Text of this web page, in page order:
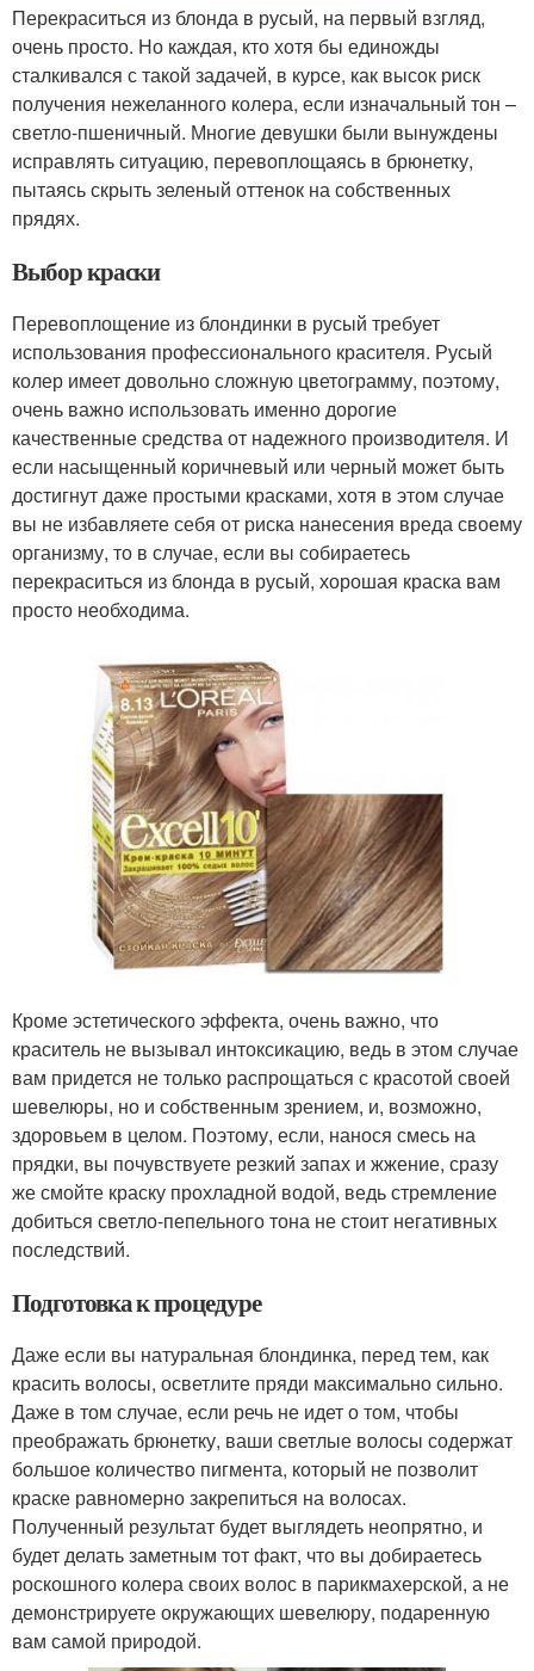
Перекраситься из блонда в русый, на первый взгляд,
очень просто. Но каждая, кто хотя бы единожды
сталкивался с такой задачей, в курсе, как высок риск
получения нежеланного колера, если изначальный тон –
светло-пшеничный. Многие девушки были вынуждены
исправлять ситуацию, перевоплощаясь в брюнетку,
пытаясь скрыть зеленый оттенок на собственных
прядях.
Выбор краски
Перевоплощение из блондинки в русый требует
использования профессионального красителя. Русый
колер имеет довольно сложную цветограмму, поэтому,
очень важно использовать именно дорогие
качественные средства от надежного производителя. И
если насыщенный коричневый или черный может быть
достигнут даже простыми красками, хотя в этом случае
вы не избавляете себя от риска нанесения вреда своему
организму, то в случае, если вы собираетесь
перекраситься из блонда в русый, хорошая краска вам
просто необходима.
Кроме эстетического эффекта, очень важно, что
краситель не вызывал интоксикацию, ведь в этом случае
вам придется не только распрощаться с красотой своей
шевелюры, но и собственным зрением, и, возможно,
здоровьем в целом. Поэтому, если, нанося смесь на
прядки, вы почувствуете резкий запах и жжение, сразу
же смойте краску прохладной водой, ведь стремление
добиться светло-пепельного тона не стоит негативных
последствий.
Подготовка к процедуре
Даже если вы натуральная блондинка, перед тем, как
красить волосы, осветлите пряди максимально сильно.
Даже в том случае, если речь не идет о том, чтобы
преображать брюнетку, ваши светлые волосы содержат
большое количество пигмента, который не позволит
краске равномерно закрепиться на волосах.
Полученный результат будет выглядеть неопрятно, и
будет делать заметным тот факт, что вы добираетесь
роскошного колера своих волос в парикмахерской, а не
демонстрируете окружающих шевелюру, подаренную
вам самой природой.